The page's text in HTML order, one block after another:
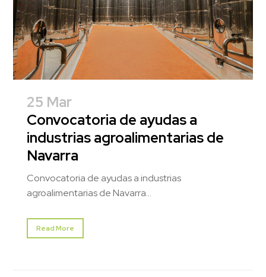
25 Mar
Convocatoria de ayudas a
industrias agroalimentarias de
Navarra
Convocatoria de ayudas a industrias
agroalimentarias de Navarra...
Read More